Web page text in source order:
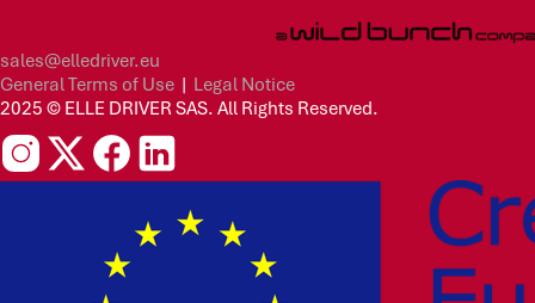
sales@elledriver.eu
General Terms of Use | Legal Notice
2025 © ELLE DRIVER SAS. All Rights Reserved.